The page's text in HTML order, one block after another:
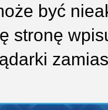
być
stronę